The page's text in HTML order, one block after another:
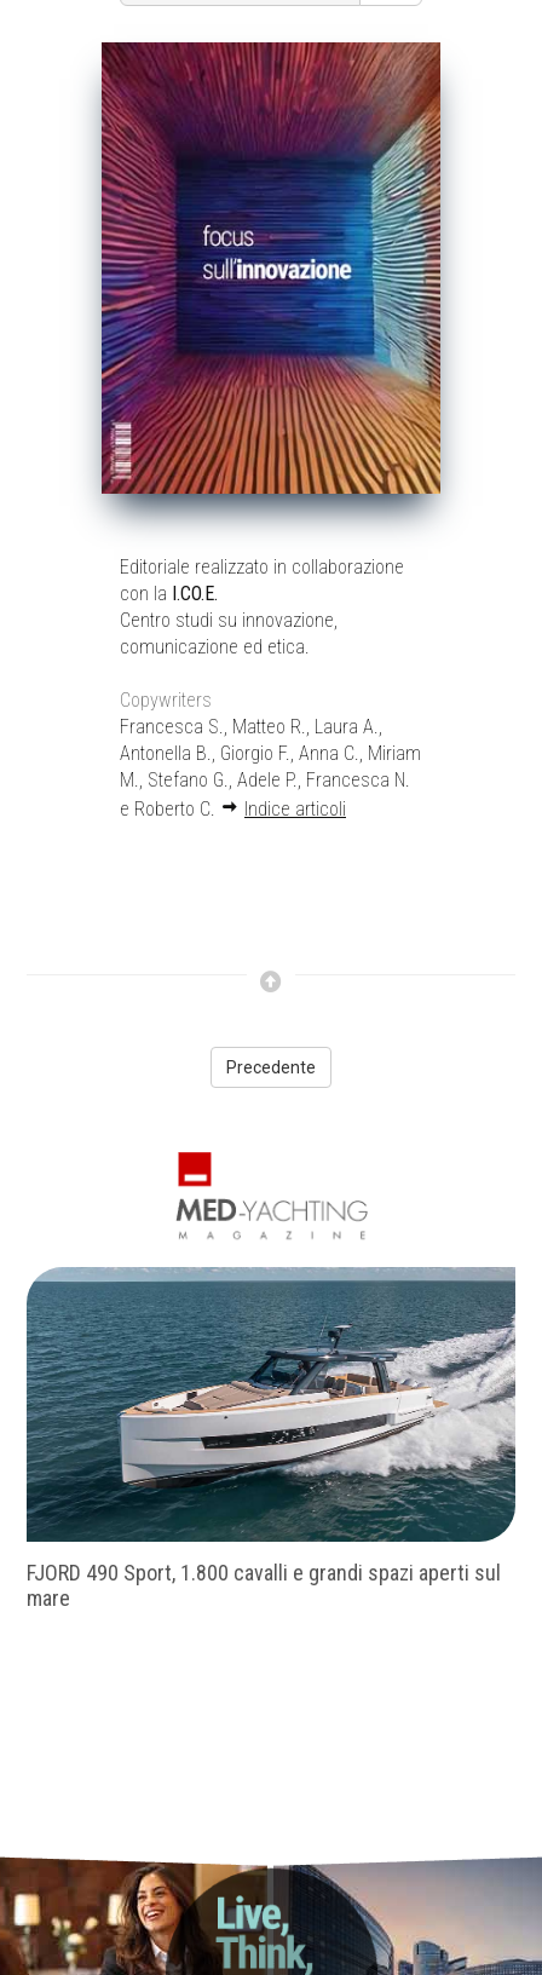
Editoriale realizzato in collaborazione
con la I.CO.E.
Centro studi su innovazione,
comunicazione ed etica.
Copywriters
Francesca S., Matteo R., Laura A.,
Antonella B., Giorgio F., Anna C., Miriam
M., Stefano G., Adele P., Francesca N.
e Roberto C.
Indice articoli
Precedente
Palma parla italiano, Vudu conquista la Copa del Rey